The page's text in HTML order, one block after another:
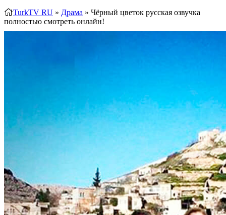
TurkTV RU » Драма » Чёрный цветок русская озвучка
полностью смотреть онлайн!